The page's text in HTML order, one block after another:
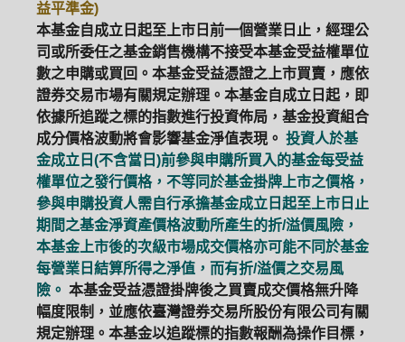
益平準金)
本基金自成立日起至上市日前一個營業日止，經理公
司或所委任之基金銷售機構不接受本基金受益權單位
數之申購或買回。本基金受益憑證之上市買賣，應依
證券交易市場有關規定辦理。本基金自成立日起，即
依據所追蹤之標的指數進行投資佈局，基金投資組合
成分價格波動將會影響基金淨值表現。 投資人於基
金成立日(不含當日)前參與申購所買入的基金每受益
權單位之發行價格，不等同於基金掛牌上市之價格，
參與申購投資人需自行承擔基金成立日起至上市日止
期間之基金淨資產價格波動所產生的折/溢價風險，
本基金上市後的次級市場成交價格亦可能不同於基金
每營業日結算所得之淨值，而有折/溢價之交易風
險。 本基金受益憑證掛牌後之買賣成交價格無升降
幅度限制，並應依臺灣證券交易所股份有限公司有關
規定辦理。本基金以追蹤標的指數報酬為操作目標，